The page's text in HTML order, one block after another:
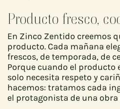
Producto fresco,
En Zinco Zentido creemos
producto. Cada mañana
frescos, de temporada, de
Porque cuando el producto
solo necesita respeto y
hacemos: tratamos cada
el protagonista de una